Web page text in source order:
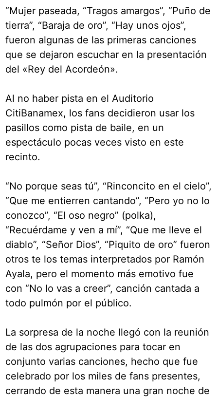
“Mujer paseada, “Tragos amargos”, “Puño de
tierra”, “Baraja de oro”, “Hay unos ojos”,
fueron algunas de las primeras canciones
que se dejaron escuchar en la presentación
del «Rey del Acordeón».
Al no haber pista en el Auditorio
CitiBanamex, los fans decidieron usar los
pasillos como pista de baile, en un
espectáculo pocas veces visto en este
recinto.
“No porque seas tú”, “Rinconcito en el cielo”,
“Que me entierren cantando”, “Pero yo no lo
conozco”, “El oso negro” (polka),
“Recuérdame y ven a mí”, “Que me lleve el
diablo”, “Señor Dios”, “Piquito de oro” fueron
otros te los temas interpretados por Ramón
Ayala, pero el momento más emotivo fue
con “No lo vas a creer”, canción cantada a
todo pulmón por el público.
La sorpresa de la noche llegó con la reunión
de las dos agrupaciones para tocar en
conjunto varias canciones, hecho que fue
celebrado por los miles de fans presentes,
cerrando de esta manera una gran noche de